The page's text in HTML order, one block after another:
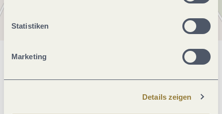
Statistiken
Marketing
Details zeigen
Allgemeine Informationen